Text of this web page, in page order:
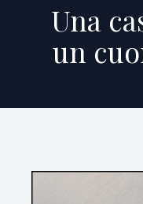
Una
un